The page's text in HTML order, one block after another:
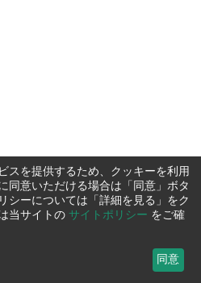
スを提供するため、クッキーを利用
同意いただける場合は「同意」ボタ
シーについては「詳細を見る」をク
当サイトの サイトポリシー をご確
同意